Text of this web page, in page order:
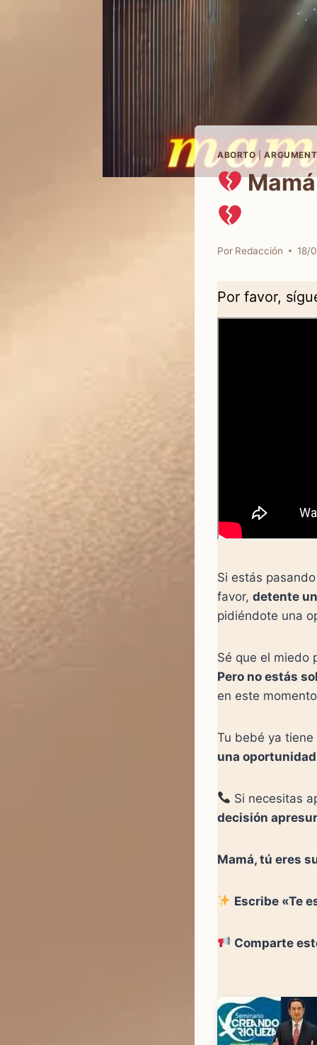
ABORTO|
Por Redacción 18/
Por favor,
Si estás
favor, detente
pidiéndote una
Sé que el miedo
Pero no estás
en este
Tu bebé ya
una
Si necesitas
decisión
Mamá, tú eres
Escribe «Te
Comparte